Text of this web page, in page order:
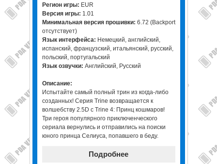
Регион игры: EUR
Версия игры: 1.01
Минимальная версия прошивки: 6.72 (Backport
отсутствует)
Язык интерфейса: Немецкий, английский,
испанский, французский, итальянский, русский,
польский, португальский
Язык озвучки: Английский, Русский
Описание:
Испытайте самый полный трин из когда-либо
созданных! Серия Trine возвращается к
волшебству 2.5D с Trine 4: Принц кошмаров!
Три героя популярного приключенческого
сериала вернулись и отправились на поиски
юного принца Селиуса, попавшего в беду.
Подробнее